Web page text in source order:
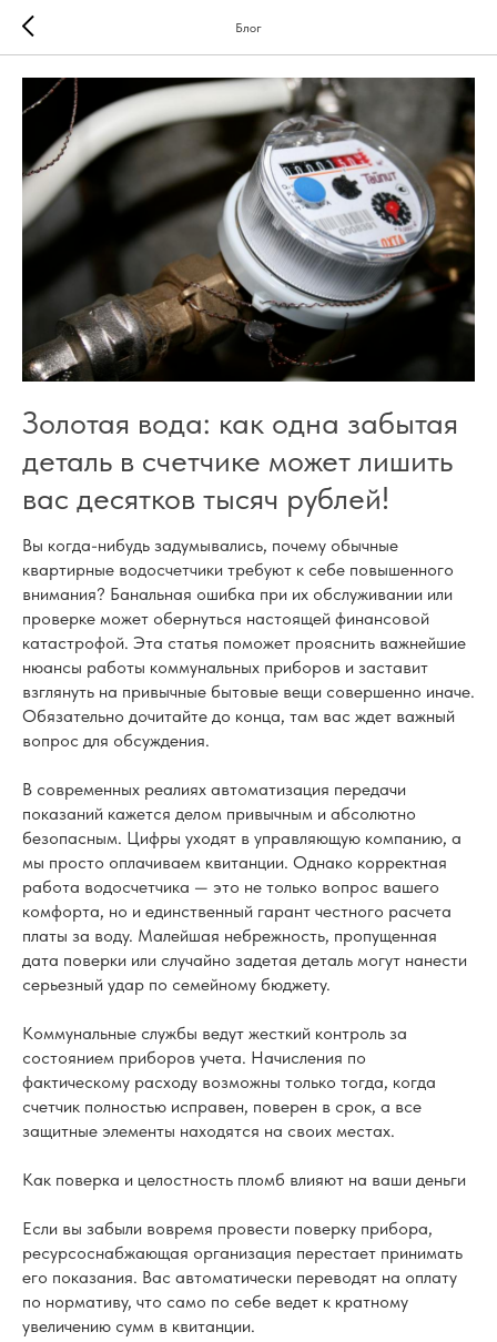
Блог
Золотая вода: как одна забытая
деталь в счетчике может лишить
вас десятков тысяч рублей!
Вы когда-нибудь задумывались, почему обычные
квартирные водосчетчики требуют к себе повышенного
внимания? Банальная ошибка при их обслуживании или
проверке может обернуться настоящей финансовой
катастрофой. Эта статья поможет прояснить важнейшие
нюансы работы коммунальных приборов и заставит
взглянуть на привычные бытовые вещи совершенно иначе.
Обязательно дочитайте до конца, там вас ждет важный
вопрос для обсуждения.
В современных реалиях автоматизация передачи
показаний кажется делом привычным и абсолютно
безопасным. Цифры уходят в управляющую компанию, а
мы просто оплачиваем квитанции. Однако корректная
работа водосчетчика — это не только вопрос вашего
комфорта, но и единственный гарант честного расчета
платы за воду. Малейшая небрежность, пропущенная
дата поверки или случайно задетая деталь могут нанести
серьезный удар по семейному бюджету.
Коммунальные службы ведут жесткий контроль за
состоянием приборов учета. Начисления по
фактическому расходу возможны только тогда, когда
счетчик полностью исправен, поверен в срок, а все
защитные элементы находятся на своих местах.
Как поверка и целостность пломб влияют на ваши деньги
Если вы забыли вовремя провести поверку прибора,
ресурсоснабжающая организация перестает принимать
его показания. Вас автоматически переводят на оплату
по нормативу, что само по себе ведет к кратному
увеличению сумм в квитанции.